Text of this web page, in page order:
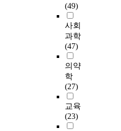
(49)
사회
과학
(47)
의약
학
(27)
교육
(23)